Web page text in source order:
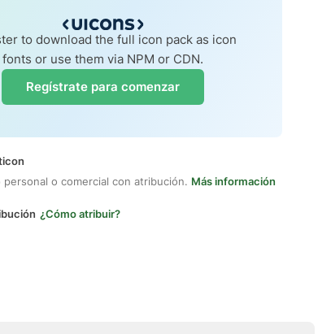
to download the full icon pack as icon
fonts or use them via NPM or CDN.
Regístrate para comenzar
personal o comercial con atribución. Más información
¿Cómo atribuir?